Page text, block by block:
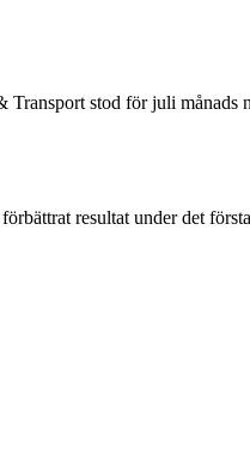
Transport stod för juli
resultat under det